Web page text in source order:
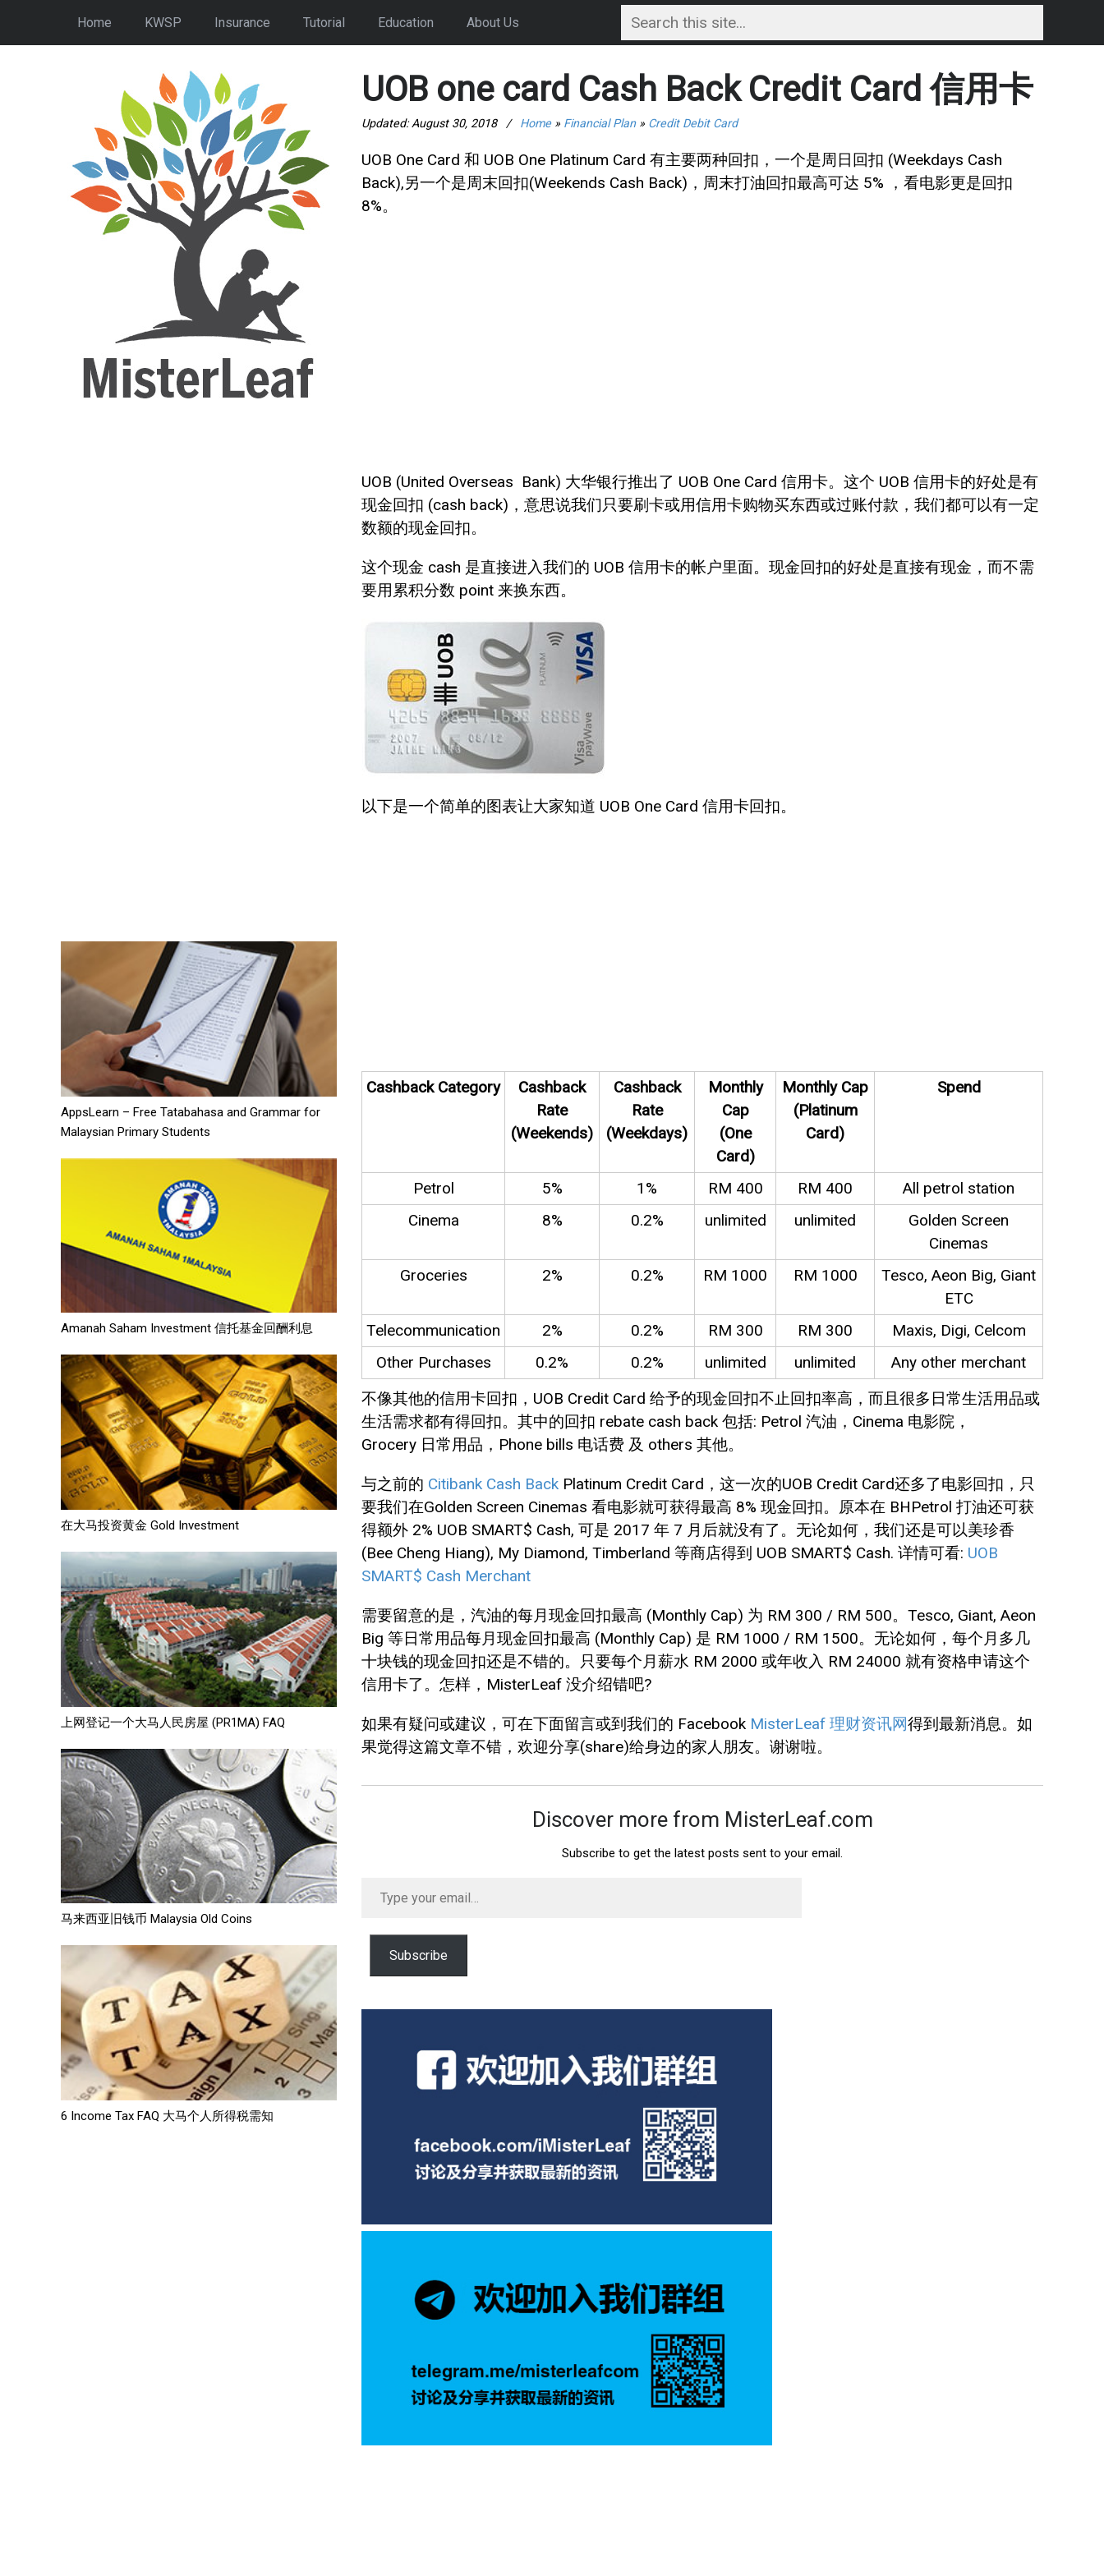
Home KWSP Insurance Tutorial Education About Us
AppsLearn – Free Tatabahasa and Grammar for
Malaysian Primary Students
Amanah Saham Investment 信托基金回酬利息
在大马投资黄金 Gold Investment
上网登记一个大马人民房屋 (PR1MA) FAQ
马来西亚旧钱币 Malaysia Old Coins
6 Income Tax FAQ 大马个人所得税需知
UOB one card Cash Back Credit Card 信用卡
Updated: August 30, 2018 / Home» Financial Plan» Credit Debit Card
UOB One Card 和 UOB One Platinum Card 有主要两种回扣，一个是周日回扣 (Weekdays Cash
Back),另一个是周末回扣(Weekends Cash Back)，周末打油回扣最高可达 5% ，看电影更是回扣
8%。
UOB (United Overseas Bank) 大华银行推出了 UOB One Card 信用卡。这个 UOB 信用卡的好处是有
现金回扣 (cash back)，意思说我们只要刷卡或用信用卡购物买东西或过账付款，我们都可以有一定
数额的现金回扣。
这个现金 cash 是直接进入我们的 UOB 信用卡的帐户里面。现金回扣的好处是直接有现金，而不需
要用累积分数 point 来换东西。
以下是一个简单的图表让大家知道 UOB One Card 信用卡回扣。
Cashback Category
Cashback
Rate
(Weekends)
Cashback
Rate
(Weekdays)
Monthly
Cap
(One
Card)
Monthly Cap
(Platinum
Card)
Spend
Petrol 5% 1% RM 400 RM 400
All petrol station
Cinema
8% 0.2% unlimited unlimited
Golden Screen
Cinemas
Groceries
2% 0.2% RM 1000 RM 1000
Tesco, Aeon Big, Giant
ETC
Telecommunication
2% 0.2% RM 300 RM 300
Maxis, Digi, Celcom
Other Purchases
0.2% 0.2% unlimited unlimited
Any other merchant
不像其他的信用卡回扣，UOB Credit Card 给予的现金回扣不止回扣率高，而且很多日常生活用品或
生活需求都有得回扣。其中的回扣 rebate cash back 包括: Petrol 汽油，Cinema 电影院，
Grocery 日常用品，Phone bills 电话费 及 others 其他。
与之前的 Citibank Cash Back Platinum Credit Card，这一次的UOB Credit Card还多了电影回扣，只
要我们在Golden Screen Cinemas 看电影就可获得最高 8% 现金回扣。原本在 BHPetrol 打油还可获
得额外 2% UOB SMART$ Cash, 可是 2017 年 7 月后就没有了。无论如何，我们还是可以美珍香
(Bee Cheng Hiang), My Diamond, Timberland 等商店得到 UOB SMART$ Cash. 详情可看: UOB
SMART$ Cash Merchant
需要留意的是，汽油的每月现金回扣最高 (Monthly Cap) 为 RM 300 / RM 500。Tesco, Giant, Aeon
Big 等日常用品每月现金回扣最高 (Monthly Cap) 是 RM 1000 / RM 1500。无论如何，每个月多几
十块钱的现金回扣还是不错的。只要每个月薪水 RM 2000 或年收入 RM 24000 就有资格申请这个
信用卡了。怎样，MisterLeaf 没介绍错吧?
如果有疑问或建议，可在下面留言或到我们的 Facebook MisterLeaf 理财资讯网得到最新消息。如
果觉得这篇文章不错，欢迎分享(share)给身边的家人朋友。谢谢啦。
Discover more from MisterLeaf.com
Subscribe to get the latest posts sent to your email.
your
Subscribe